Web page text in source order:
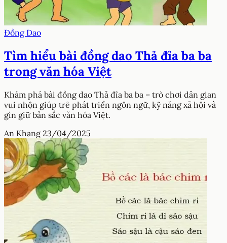
Đồng Dao
Tìm hiểu bài đồng dao Thả đỉa ba ba
trong văn hóa Việt
Khám phá bài đồng dao Thả đỉa ba ba – trò chơi dân gian
vui nhộn giúp trẻ phát triển ngôn ngữ, kỹ năng xã hội và
gìn giữ bản sắc văn hóa Việt.
An Khang 23/04/2025